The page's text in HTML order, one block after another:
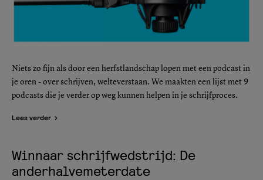
Niets zo fijn als door een herfstlandschap lopen met een podcast in
je oren - over schrijven, welteverstaan. We maakten een lijst met 9
podcasts die je verder op weg kunnen helpen in je schrijfproces.
Lees verder
Winnaar schrijfwedstrijd: De
anderhalvemeterdate